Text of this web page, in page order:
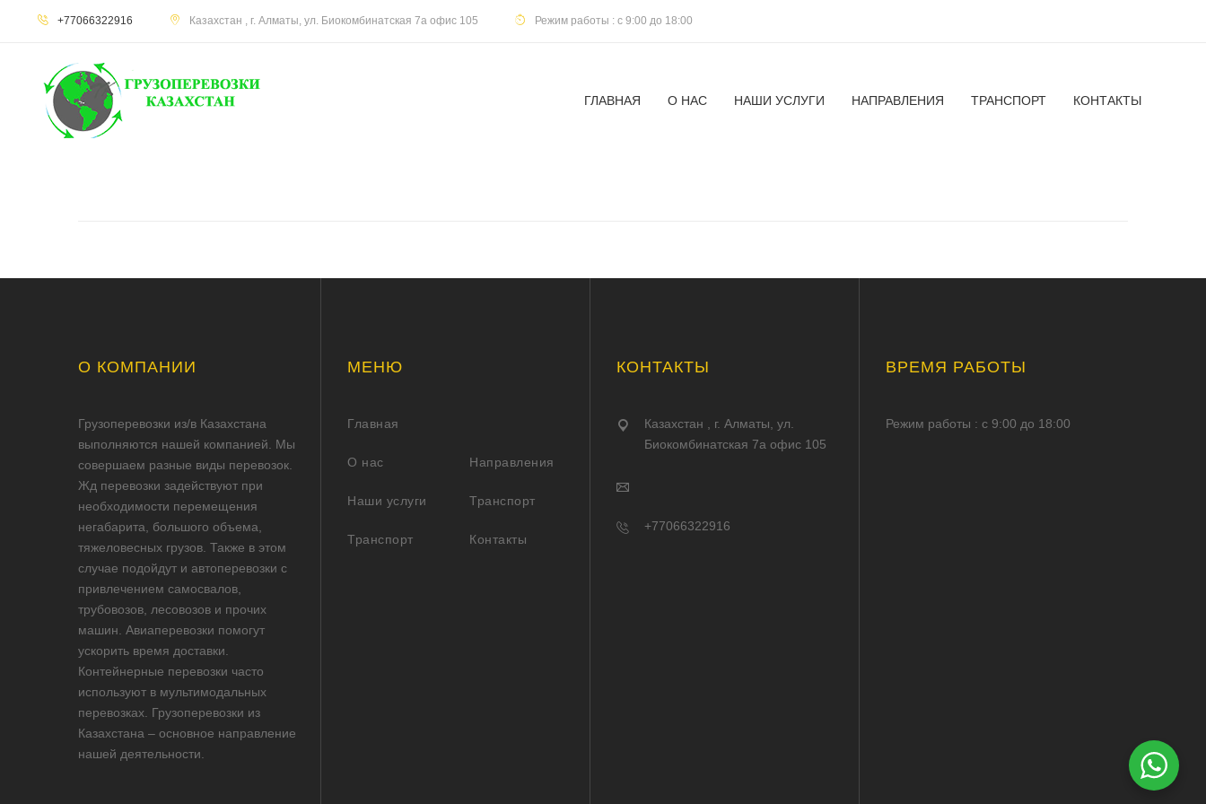
+77066322916 Казахстан , г. Алматы, ул. Биокомбинатская 7а офис 105 Режим работы : с 9:00 до 18:00
ГЛАВНАЯ О НАС НАШИ УСЛУГИ НАПРАВЛЕНИЯ ТРАНСПОРТ КОНТАКТЫ
О КОМПАНИИ
Грузоперевозки из/в Казахстана
выполняются нашей компанией. Мы
совершаем разные виды перевозок.
Жд перевозки задействуют при
необходимости перемещения
негабарита, большого объема,
тяжеловесных грузов. Также в этом
случае подойдут и автоперевозки с
привлечением самосвалов,
трубовозов, лесовозов и прочих
машин. Авиаперевозки помогут
ускорить время доставки.
Контейнерные перевозки часто
используют в мультимодальных
перевозках. Грузоперевозки из
Казахстана – основное направление
нашей деятельности.
МЕНЮ
Главная
О нас
Наши услуги
Транспорт
Направления
Транспорт
Контакты
КОНТАКТЫ
Казахстан , г. Алматы, ул.
Биокомбинатская 7а офис 105
+77066322916
ВРЕМЯ РАБОТЫ
Режим работы : с 9:00 до 18:00